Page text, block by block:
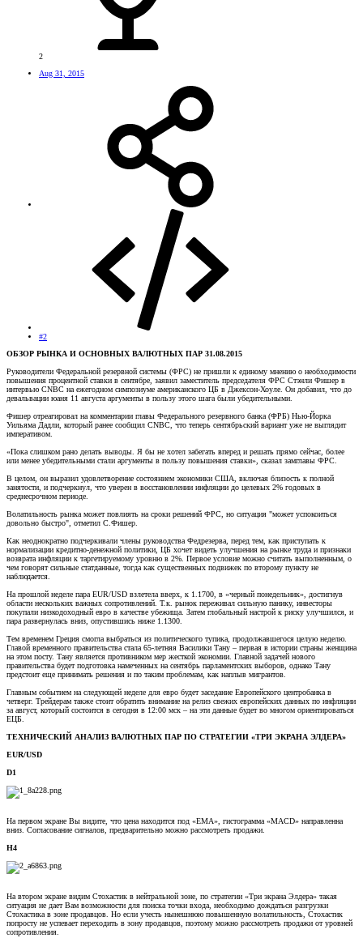
2
Aug 31, 2015
#2
ОБЗОР РЫНКА И ОСНОВНЫХ ВАЛЮТНЫХ ПАР 31.08.2015
Руководители Федеральной резервной системы (ФРС) не пришли к единому мнению о необходимости
повышения процентной ставки в сентябре, заявил заместитель председателя ФРС Стэнли Фишер в
интервью CNBC на ежегодном симпозиуме американского ЦБ в Джексон-Хоуле. Он добавил, что до
девальвации юаня 11 августа аргументы в пользу этого шага были убедительными.
Фишер отреагировал на комментарии главы Федерального резервного банка (ФРБ) Нью-Йорка
Уильяма Дадли, который ранее сообщил CNBC, что теперь сентябрьский вариант уже не выглядит
императивом.
«Пока слишком рано делать выводы. Я бы не хотел забегать вперед и решать прямо сейчас, более
или менее убедительными стали аргументы в пользу повышения ставки», сказал замглавы ФРС.
В целом, он выразил удовлетворение состоянием экономики США, включая близость к полной
занятости, и подчеркнул, что уверен в восстановлении инфляции до целевых 2% годовых в
среднесрочном периоде.
Волатильность рынка может повлиять на сроки решений ФРС, но ситуация "может успокоиться
довольно быстро", отметил С.Фишер.
Как неоднократно подчеркивали члены руководства Федрезерва, перед тем, как приступать к
нормализации кредитно-денежной политики, ЦБ хочет видеть улучшения на рынке труда и признаки
возврата инфляции к таргетируемому уровню в 2%. Первое условие можно считать выполненным, о
чем говорят сильные статданные, тогда как существенных подвижек по второму пункту не
наблюдается.
На прошлой неделе пара EUR/USD взлетела вверх, к 1.1700, в «черный понедельник», достигнув
области нескольких важных сопротивлений. Т.к. рынок переживал сильную панику, инвесторы
покупали низкодоходный евро в качестве убежища. Затем глобальный настрой к риску улучшился, и
пара развернулась вниз, опустившись ниже 1.1300.
Тем временем Греция смогла выбраться из политического тупика, продолжавшегося целую неделю.
Главой временного правительства стала 65-летняя Василики Тану – первая в истории страны женщина
на этом посту. Тану является противником мер жесткой экономии. Главной задачей нового
правительства будет подготовка намеченных на сентябрь парламентских выборов, однако Тану
предстоит еще принимать решения и по таким проблемам, как наплыв мигрантов.
Главным событием на следующей неделе для евро будет заседание Европейского центробанка в
четверг. Трейдерам также стоит обратить внимание на релиз свежих европейских данных по инфляции
за август, который состоится в сегодня в 12:00 мск – на эти данные будет во многом ориентироваться
ЕЦБ.
ТЕХНИЧЕСКИЙ АНАЛИЗ ВАЛЮТНЫХ ПАР ПО СТРАТЕГИИ «ТРИ ЭКРАНА ЭЛДЕРА»
EUR/USD
D1
На первом экране Вы видите, что цена находится под «ЕМА», гистограмма «MACD» направленна
вниз. Согласование сигналов, предварительно можно рассмотреть продажи.
H4
На втором экране видим Стохастик в нейтральной зоне, по стратегии «Три экрана Элдера» такая
ситуация не дает Вам возможности для поиска точки входа, необходимо дождаться разгрузки
Стохастика в зоне продавцов. Но если учесть нынешнюю повышенную волатильность, Стохастик
попросту не успевает переходить в зону продавцов, поэтому можно рассмотреть продажи от уровней
сопротивления.